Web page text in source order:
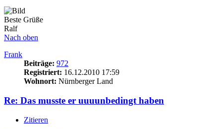
Beste Grüße
Ralf
Nach oben
Frank
Beiträge: 972
Registriert: 16.12.2010 17:59
Wohnort: Nürnberger Land
Re: Das musste er uuuunbedingt haben
Zitieren